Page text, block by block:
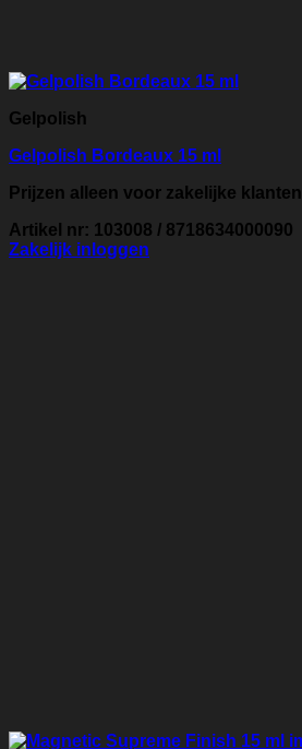
Gelpolish
Gelpolish Bordeaux 15 ml
Prijzen alleen voor zakelijke klanten
Artikel nr: 103008 / 8718634000090
Zakelijk inloggen